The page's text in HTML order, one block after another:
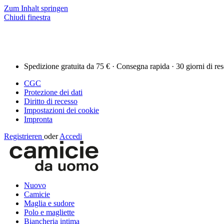
Zum Inhalt springen
Chiudi finestra
Spedizione gratuita da 75 € · Consegna rapida · 30 giorni di
CGC
Protezione dei dati
Diritto di recesso
Impostazioni dei cookie
Impronta
Registrieren oder Accedi
Nuovo
Camicie
Maglia e sudore
Polo e magliette
Biancheria intima